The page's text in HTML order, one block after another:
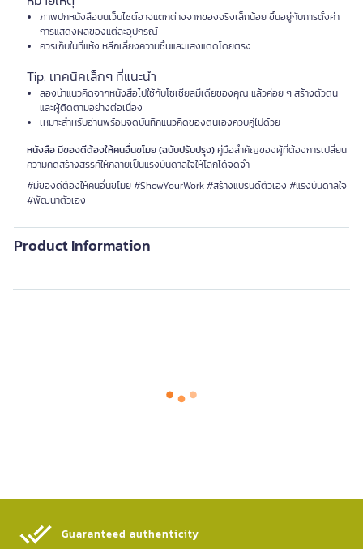
ภาพปกหนังสือบนเว็บไซต์อาจแตกต่างจากของจริงเล็กน้อย ขึ้นอยู่กับการตั้งค่า
การแสดงผลของแต่ละอุปกรณ์
ควรเก็บในที่แห้ง หลีกเลี่ยงความชื้นและแสงแดดโดยตรง
Tip. เทคนิคเล็กๆ ที่แนะนำ
ลองนำแนวคิดจากหนังสือไปใช้กับโซเชียลมีเดียของคุณ แล้วค่อย ๆ สร้างตัวตน
และผู้ติดตามอย่างต่อเนื่อง
เหมาะสำหรับอ่านพร้อมจดบันทึกแนวคิดของตนเองควบคู่ไปด้วย
หนังสือ มีของดีต้องให้คนอื่นขโมย (ฉบับปรับปรุง)คู่มือสำคัญของผู้ที่ต้องการเปลี่ยน
ความคิดสร้างสรรค์ให้กลายเป็นแรงบันดาลใจให้โลกได้จดจำ
#มีของดีต้องให้คนอื่นขโมย #ShowYourWork #สร้างแบรนด์ตัวเอง #แรงบันดาลใจ
#พัฒนาตัวเอง
Product Information
Guaranteed authenticity​